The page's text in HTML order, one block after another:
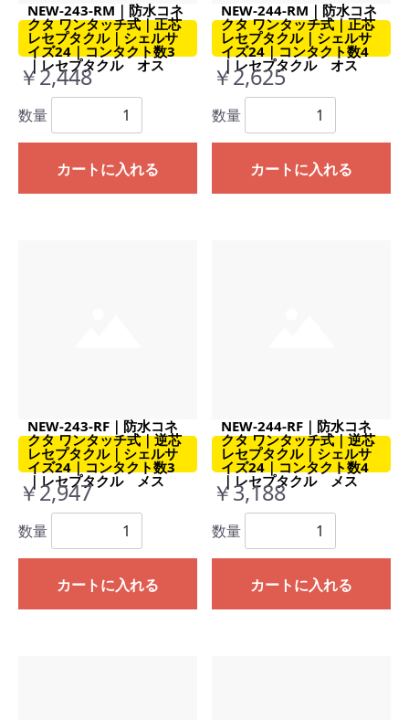
NEW-243-RM｜防水コネ
クタ ワンタッチ式｜正芯
レセプタクル｜シェルサ
イズ24｜コンタクト数3
｜レセプタクル オス
￥2,448
数量
カートに入れる
NEW-244-RM｜防水コネ
クタ ワンタッチ式｜正芯
レセプタクル｜シェルサ
イズ24｜コンタクト数4
｜レセプタクル オス
￥2,625
数量
カートに入れる
NEW-243-RF｜防水コネ
クタ ワンタッチ式｜逆芯
レセプタクル｜シェルサ
イズ24｜コンタクト数3
｜レセプタクル メス
￥2,947
数量
カートに入れる
NEW-244-RF｜防水コネ
クタ ワンタッチ式｜逆芯
レセプタクル｜シェルサ
イズ24｜コンタクト数4
｜レセプタクル メス
￥3,188
数量
カートに入れる